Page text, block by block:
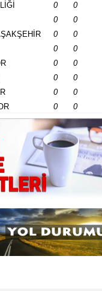
0
0
0
0
0
0
0
0
0
0
0
0
0
0
0 0